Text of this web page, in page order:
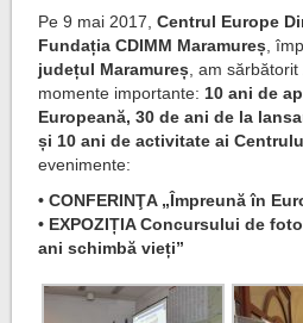
Pe 9 mai 2017,Centrul Europe
Fundația CDIMM Maramureș ,
județul Maramureș , am
momente importante: 10 ani de
Europeană, 30 de ani de la
și 10 ani de activitate ai
evenimente:
• CONFERINŢA „Împreună în
• EXPOZIȚIA Concursului de
ani schimbă vieți”